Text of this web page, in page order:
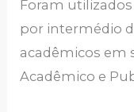
Foram
por intermédio
acadêmicos em
Acadêmico e